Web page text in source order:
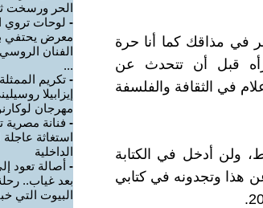
في مذاقك كما أنا حرة
قبل أن تتحدث عن
في الثقافة والفلسفة
ولن أدخل في الكتابة
هذا وتجدونه في كتابي
الحر ورسخت
- لوحات تروي
معرض يحتفي
الفنان
...
- تكريم
إيزابيلا
مهرجان
- فنانة مصرية
استغاثة عاجلة
الداخلية
- أصالة تعود
بعد غياب..
البيوت التي